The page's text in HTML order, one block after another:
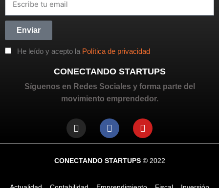
He leído y acepto la Política de privacidad
Enviar
CONECTANDO STARTUPS
Síguenos en Redes Sociales y forma parte del
movimiento emprendedor.
CONECTANDO STARTUPS© 2022